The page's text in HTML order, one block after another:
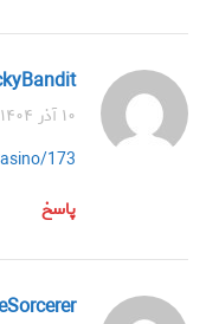
۱۰ آذر ۱۴۰۴ در ۱۲:۱۶ ق.ظ
173
پاسخ